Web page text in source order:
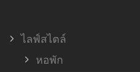
ไลฟ์สไตล์
หอพัก